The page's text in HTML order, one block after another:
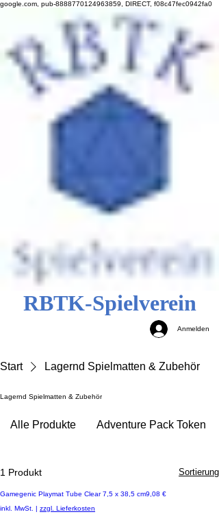
google.com, pub-8888770124963859, DIRECT, f08c47fec0942fa0
RBTK-Spielverein
Anmelden
Start Lagernd Spielmatten & Zubehör
Lagernd Spielmatten & Zubehör
Alle Produkte Adventure Pack Token
1 Produkt Sortierung
Lagernd - sofort lieferbar
Gamegenic Playmat Tube Clear 7,5 x 38,5 cmPreis
9,08 €
inkl. MwSt. | zzgl. Lieferkosten